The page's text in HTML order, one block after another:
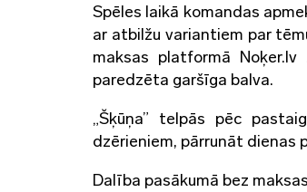
Spēles laikā komandas
ar atbilžu variantiem par
maksas platformā
paredzēta garšīga balva.
„Šķūņa” telpās pēc
dzērieniem, pārrunāt dienas
Dalība pasākumā bez